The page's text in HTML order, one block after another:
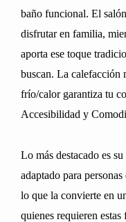
baño funcional. El
disfrutar en familia,
aporta ese toque
buscan. La calefacción
frío/calor garantiza tu
Accesibilidad y
Lo más destacado es
adaptado para
lo que la convierte en
quienes requieren